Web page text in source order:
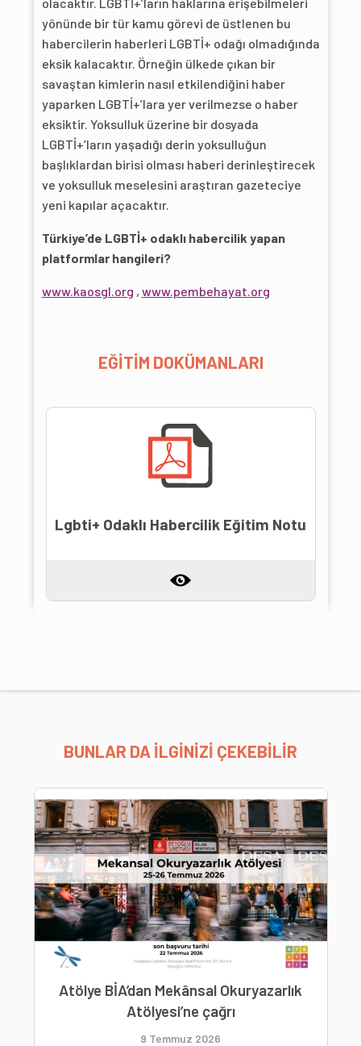
yönünde bir tür kamu görevi de üstlenen bu
habercilerin haberleri LGBTİ+ odağı olmadığında
eksik kalacaktır. Örneğin ülkede çıkan bir
savaştan kimlerin nasıl etkilendiğini haber
yaparken LGBTİ+’lara yer verilmezse o haber
eksiktir. Yoksulluk üzerine bir dosyada
LGBTİ+’ların yaşadığı derin yoksulluğun
başlıklardan birisi olması haberi derinleştirecek
ve yoksulluk meselesini araştıran gazeteciye
yeni kapılar açacaktır.
Türkiye’de LGBTİ+ odaklı habercilik yapan
platformlar hangileri?
www.kaosgl.org , www.pembehayat.org
EĞİTİM DOKÜMANLARI
Lgbti+ Odaklı Habercilik Eğitim Notu
BUNLAR DA İLGİNİZİ ÇEKEBİLİR
Atölye BİA’dan Mekânsal Okuryazarlık
Atölyesi’ne çağrı
9 Temmuz 2026